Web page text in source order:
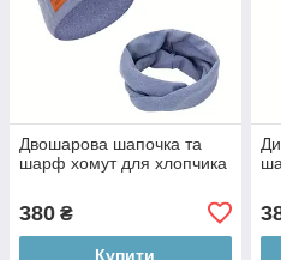
Двошарова шапочка та
шарф хомут для хлопчика
380 ₴
Купити